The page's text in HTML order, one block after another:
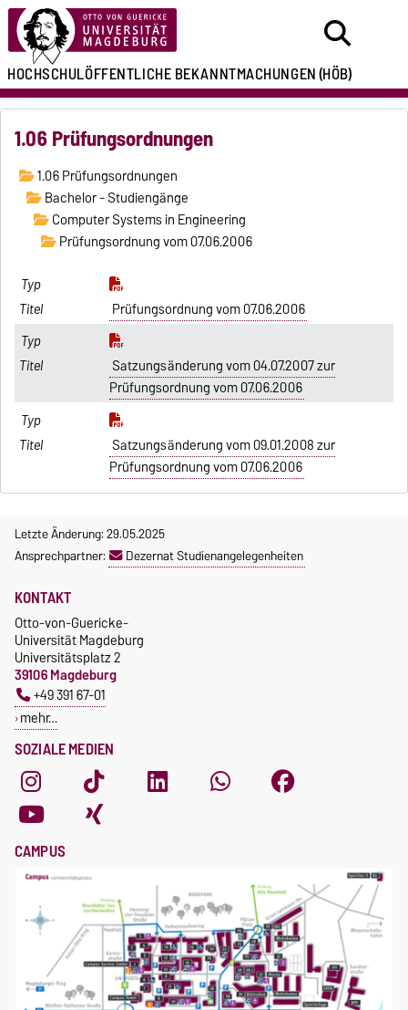
HOCHSCHULÖFFENTLICHEBEKANNTMACHUNGEN(HÖB)
1.06 Prüfungsordnungen
1.06 Prüfungsordnungen
Bachelor - Studiengänge
Computer Systems in Engineering
Prüfungsordnung vom 07.06.2006
Prüfungsordnung vom 07.06.2006
Satzungsänderung vom 04.07.2007 zur
Prüfungsordnung vom 07.06.2006
Satzungsänderung vom 09.01.2008 zur
Prüfungsordnung vom 07.06.2006
Letzte Änderung: 29.05.2025
Ansprechpartner:
Dezernat Studienangelegenheiten
SOZIALE MEDIEN
KONTAKT
Otto-von-Guericke-
Universität Magdeburg
Universitätsplatz 2
39106 Magdeburg
+49 391 67-01
mehr…
CAMPUS